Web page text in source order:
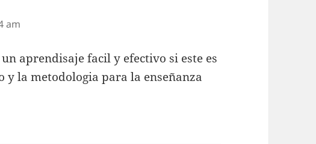
am
aprendisaje facil y efectivo si este es
y la metodologia para la enseñanza